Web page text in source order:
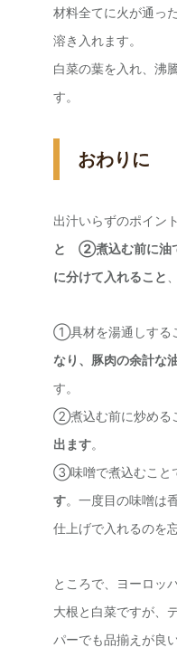
材料全てに火が通っ
溶き入れます。
白菜の葉を入れ、沸
す。
おわりに
出汁いらずのポイント
と ②煮込む前に油
に分けて入れること
①具材を湯通しする
なり、豚肉の余計な
す。
②煮込む前に炒める
出ます。
③味噌で煮込むこと
す。一度目の味噌は
仕上げで入れるのを
ところで、ヨーロッ
大根と白菜ですが、
パーでも品揃えが良